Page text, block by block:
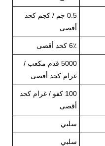
0.5 جم / كجم كحد
أقصى
6٪ كحد أقصى
5000 قدم مكعب /
غرام كحد أقصى
100 كفو / غرام كحد
أقصى
سلبي
سلبي